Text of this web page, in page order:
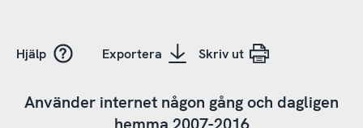
Hjälp Exportera Skriv ut
Använder internet någon gång och dagligen
hemma 2007-2016